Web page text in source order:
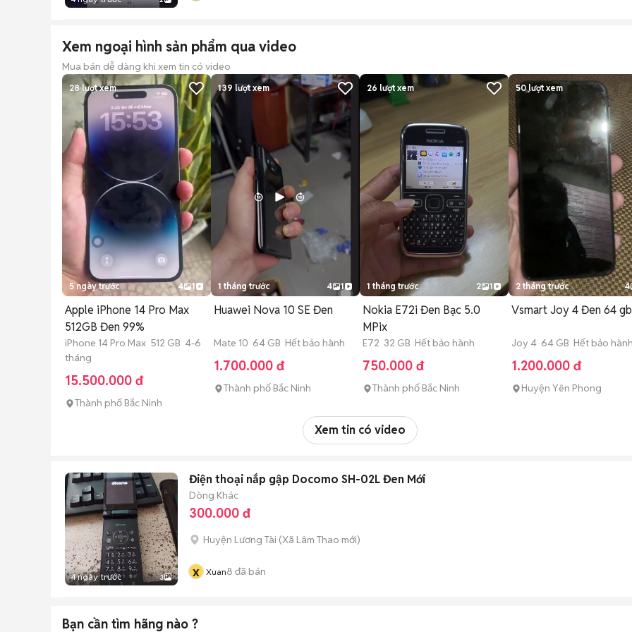
Xem ngoại hình sản phẩm qua video
Mua bán dễ dàng khi xem tin có video
28lượt xem
5 ngày trước 4 1
Apple iPhone 14 Pro Max
512GB Đen 99%
iPhone 14 Pro Max 512 GB 4-6
tháng
15.500.000 đ
Thành phố Bắc Ninh
139 lượt xem
1 tháng trước 4 1
Huawei Nova 10 SE Đen
Mate 10 64 GB Hết bảo hành
1.700.000 đ
Thành phố Bắc Ninh
26 lượt xem
1 tháng trước 2 1
Nokia E72i Đen Bạc 5.0
MPix
E72 32 GB Hết bảo hành
750.000 đ
Thành phố Bắc Ninh
50lượt xem
2 tháng trước 4
Vsmart Joy 4 Đen 64 gb
Joy 4 64 GB Hết bảo
1.200.000 đ
Huyện Yên Phong
Xem tin có video
4 ngày trước 3
Điện thoại nắp gập Docomo SH-02L Đen Mới
Dòng Khác
300.000 đ
Huyện Lương Tài (Xã Lâm Thao mới)
x Xuan8 đã bán
Bạn cần tìm hãng nào ?